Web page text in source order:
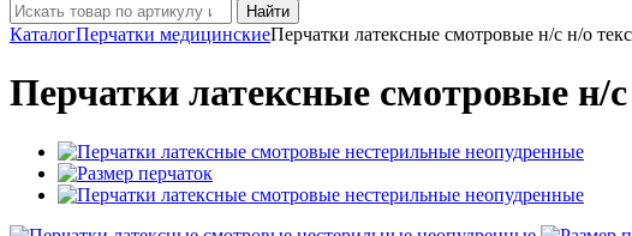
Найти
КаталогПерчатки медицинскиеПерчатки латексные смотровые н/с н/о
Перчатки латексные смотровые н/